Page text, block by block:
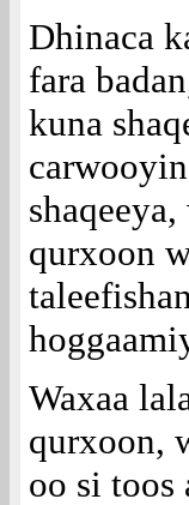
Dhinaca
fara
kuna
qurxoon
Waxaa
qurxoon,
oo si toos